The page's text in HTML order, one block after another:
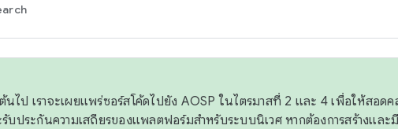
ไป เราจะเผยแพร่ซอร์สโค้ดไปยัง AOSP ในไตรมาสที่ 2 และ 4 เพื่อให้สอด
บประกันความเสถียรของแพลตฟอร์มสำหรับระบบนิเวศ หากต้องการสร้างและ